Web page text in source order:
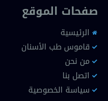
صفحات الموقع
الرئيسية
قاموس طب الأسنان
من نحن
اتصل بنا
سياسة الخصوصية